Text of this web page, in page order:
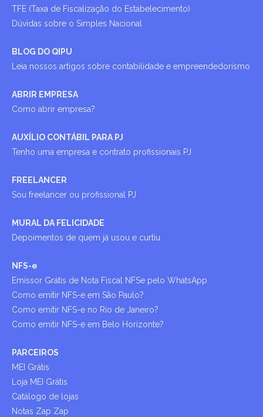
TFE (Taxa de Fiscalização do Estabelecimento)
Dúvidas sobre o Simples Nacional
BLOG DO QIPU
Leia nossos artigos sobre contabilidade e empreendedorismo
ABRIR EMPRESA
Como abrir empresa?
AUXÍLIO CONTÁBIL PARA PJ
Tenho uma empresa e contrato profissionais PJ
FREELANCER
Sou freelancer ou profissional PJ
MURAL DA FELICIDADE
Depoimentos de quem já usou e curtiu
NFS-e
Emissor Grátis de Nota Fiscal NFSe pelo WhatsApp
Como emitir NFS-e em São Paulo?
Como emitir NFS-e no Rio de Janeiro?
Como emitir NFS-e em Belo Horizonte?
PARCEIROS
MEI Grátis
Loja MEI Grátis
Catálogo de lojas
Notas Zap Zap